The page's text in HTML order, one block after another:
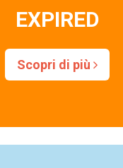
EXPIRED
Scopri di più